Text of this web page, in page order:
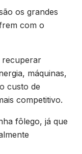
os grandes
com o
recuperar
máquinas,
custo de
competitivo.
fôlego, já que